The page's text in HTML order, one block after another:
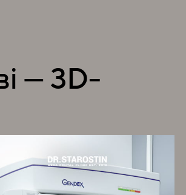
— 3D-